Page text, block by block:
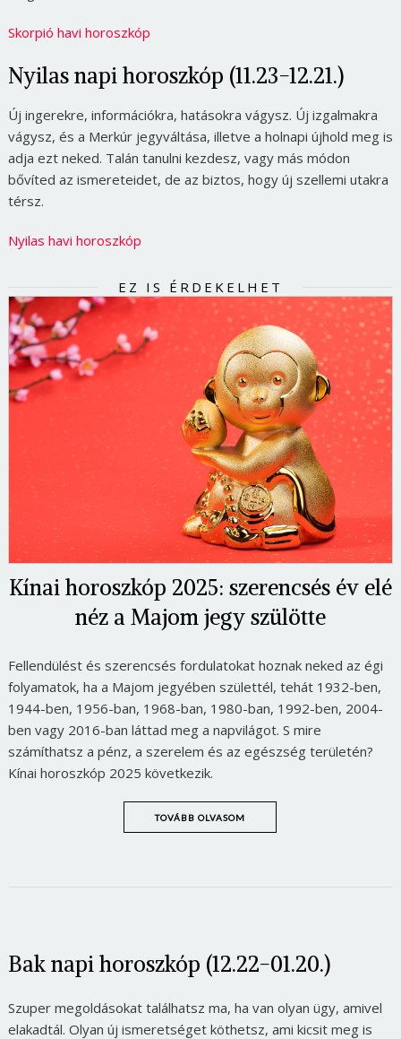
Skorpió havi horoszkóp
Nyilas napi horoszkóp (11.23-12.21.)
Új ingerekre, információkra, hatásokra vágysz. Új izgalmakra
vágysz, és a Merkúr jegyváltása, illetve a holnapi újhold meg is
adja ezt neked. Talán tanulni kezdesz, vagy más módon
bővíted az ismereteidet, de az biztos, hogy új szellemi utakra
térsz.
Nyilas havi horoszkóp
EZ IS ÉRDEKELHET
Kínai horoszkóp 2025: szerencsés év elé
néz a Majom jegy szülötte
Fellendülést és szerencsés fordulatokat hoznak neked az égi
folyamatok, ha a Majom jegyében születtél, tehát 1932-ben,
1944-ben, 1956-ban, 1968-ban, 1980-ban, 1992-ben, 2004-
ben vagy 2016-ban láttad meg a napvilágot. S mire
számíthatsz a pénz, a szerelem és az egészség területén?
Kínai horoszkóp 2025 következik.
TOVÁBB OLVASOM
Bak napi horoszkóp (12.22-01.20.)
Szuper megoldásokat találhatsz ma, ha van olyan ügy, amivel
elakadtál. Olyan új ismeretséget köthetsz, ami kicsit meg is